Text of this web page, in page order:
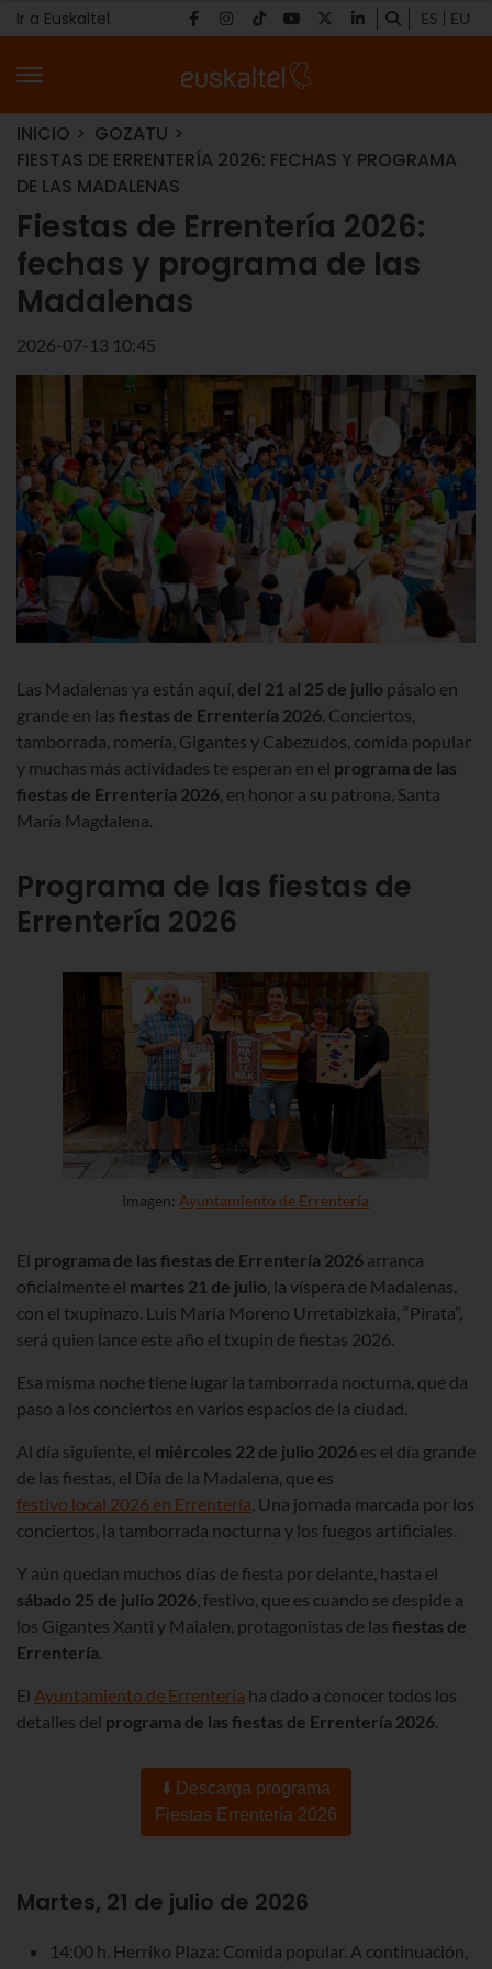
Ir a Euskaltel ES EU
INICIO
GOZATU
FIESTAS DE ERRENTERÍA 2026: FECHAS Y PROGRAMA
DE LAS MADALENAS
Fiestas de Errentería 2026:
fechas y programa de las
Madalenas
2026-07-13 10:45
Las Madalenas ya están aquí, del 21 al 25 de julio pásalo en
grande en las fiestas de Errentería 2026. Conciertos,
tamborrada, romería, Gigantes y Cabezudos, comida popular
y muchas más actividades te esperan en el programa de las
fiestas de Errentería 2026, en honor a su patrona, Santa
María Magdalena.
Programa de las fiestas de
Errentería 2026
Imagen: Ayuntamiento de Errentería
El programa de las fiestas de Errentería 2026 arranca
oficialmente el martes 21 de julio, la víspera de Madalenas,
con el txupinazo. Luis Maria Moreno Urretabizkaia, “Pirata”,
será quien lance este año el txupin de fiestas 2026.
Esa misma noche tiene lugar la tamborrada nocturna, que da
paso a los conciertos en varios espacios de la ciudad.
Al día siguiente, el miércoles 22 de julio 2026 es el día grande
de las fiestas, el Día de la Madalena, que es
festivo local 2026 en Errentería. Una jornada marcada por los
conciertos, la tamborrada nocturna y los fuegos artificiales.
Y aún quedan muchos días de fiesta por delante, hasta el
sábado 25 de julio 2026, festivo, que es cuando se despide a
los Gigantes Xanti y Maialen, protagonistas de las fiestas de
Errentería.
El Ayuntamiento de Errentería ha dado a conocer todos los
detalles del programa de las fiestas de Errentería 2026.
⬇️ Descarga programa
Fiestas Errentería 2026
Martes, 21 de julio de 2026
14:00 h. Herriko Plaza: Comida popular. A continuación,